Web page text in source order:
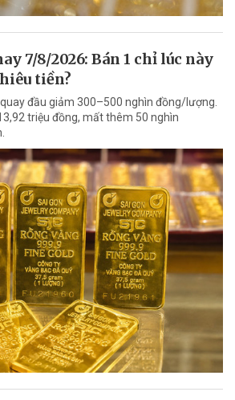
7/8/2026: Bán 1 chỉ lúc này
tiền?
đầu giảm 300–500 nghìn đồng/lượng.
triệu đồng, mất thêm 50 nghìn